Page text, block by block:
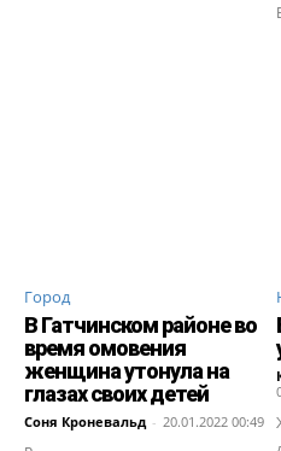
Город
В Гатчинском районе во
время омовения
женщина утонула на
глазах своих детей
Соня Кроневальд - 20.01.2022 00:49